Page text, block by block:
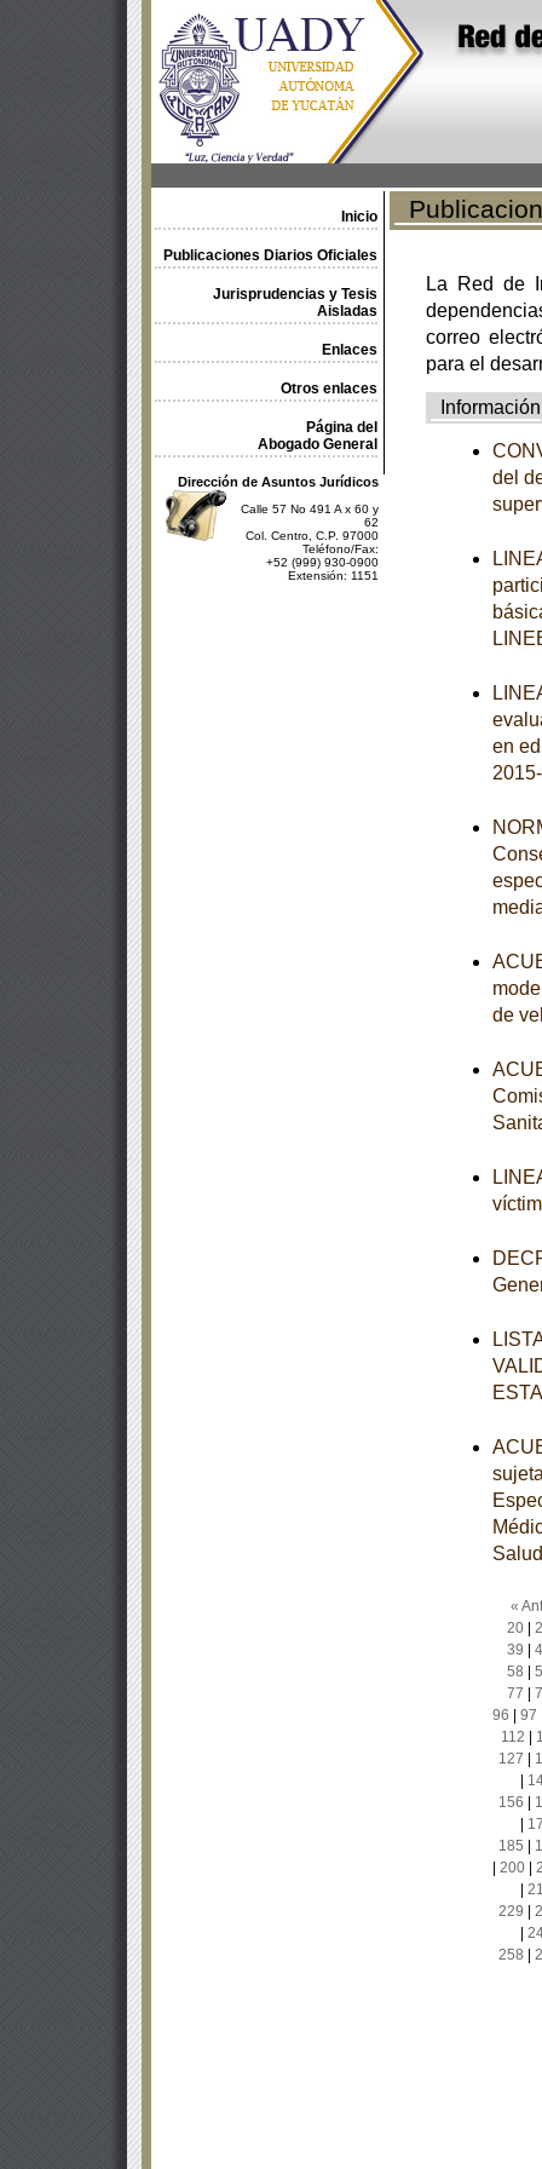
Inicio
Publicaciones Diarios Oficiales
Jurisprudencias y Tesis
Aisladas
Enlaces
Otros enlaces
Página del
Abogado General
Dirección de Asuntos Jurídicos
Calle 57 No 491 A x 60 y
62
Col. Centro, C.P. 97000
Teléfono/Fax:
+52 (999) 930-0900
Extensión: 1151
La Red de
correo
para el
Información
del
en
de
«
20|
39
58
77
96
97
112
127
156
185
200|
229
258